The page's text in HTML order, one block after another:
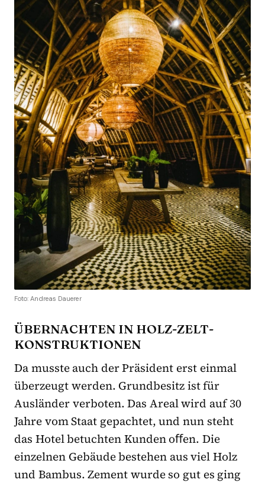
Foto: Andreas Dauerer
ÜBERNACHTEN IN HOLZ-ZELT-
KONSTRUKTIONEN
Da musste auch der Präsident erst einmal
überzeugt werden. Grundbesitz ist für
Ausländer verboten. Das Areal wird auf 30
Jahre vom Staat gepachtet, und nun steht
das Hotel betuchten Kunden oﬀen. Die
einzelnen Gebäude bestehen aus viel Holz
und Bambus. Zement wurde so gut es ging